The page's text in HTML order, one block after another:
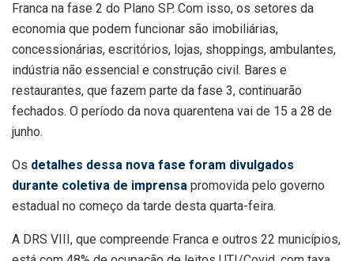
Franca na fase 2 do Plano SP. Com isso, os setores da
economia que podem funcionar são imobiliárias,
concessionárias, escritórios, lojas, shoppings, ambulantes,
indústria não essencial e construção civil. Bares e
restaurantes, que fazem parte da fase 3, continuarão
fechados. O período da nova quarentena vai de 15 a 28 de
junho.
Os detalhes dessa nova fase foram divulgados
durante coletiva de imprensa promovida pelo governo
estadual no começo da tarde desta quarta-feira.
A DRS VIII, que compreende Franca e outros 22 municípios,